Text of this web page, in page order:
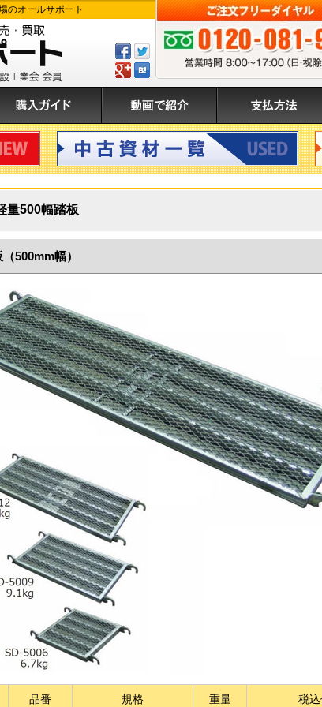
のオールサポート
Facebook
で
す
る
ツ
イ
ー
る
GPlus
は
て
ぶ
登
録
ご注文フリーダイヤル:0120-
ガイド 動画で紹介 支払方法
中古資材
量500幅踏板
500mm幅）
品番 規格 重量 税